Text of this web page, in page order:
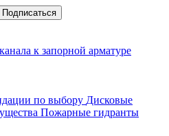
Подписаться
к запорной арматуре
по выбору Дисковые
Пожарные гидранты